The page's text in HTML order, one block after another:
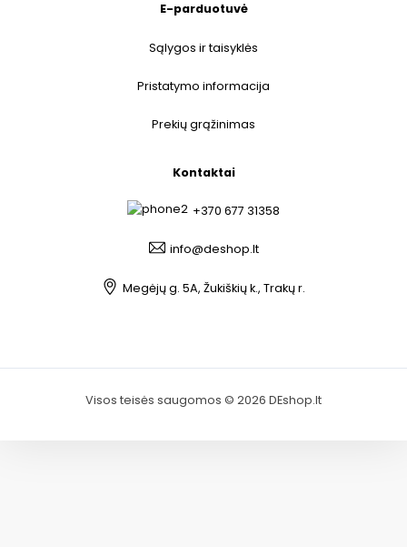
E-parduotuvė
Sąlygos ir taisyklės
Pristatymo informacija
Prekių grąžinimas
Kontaktai
+370 677 31358
info@deshop.lt
Megėjų g. 5A, Žukiškių k., Trakų r.
Visos teisės saugomos © 2026 DEshop.lt